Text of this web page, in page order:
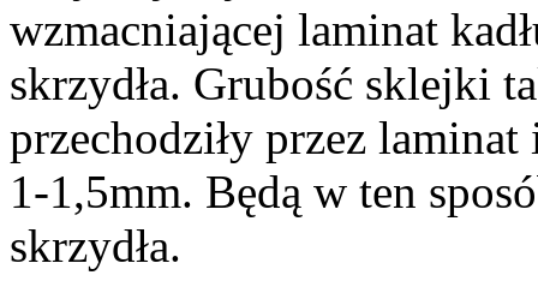
wzmacniającej laminat
skrzydła. Grubość sklejki
przechodziły przez laminat
1-1,5mm. Będą w ten
skrzydła.